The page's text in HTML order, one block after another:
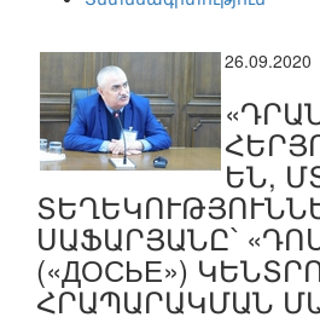
26.09.2020
ԵՆ,
ՍԱՖԱՐՅԱՆԸ՝
(«ДОСЬЕ»)
ՀՐԱՊԱՐԱԿՄԱՆ